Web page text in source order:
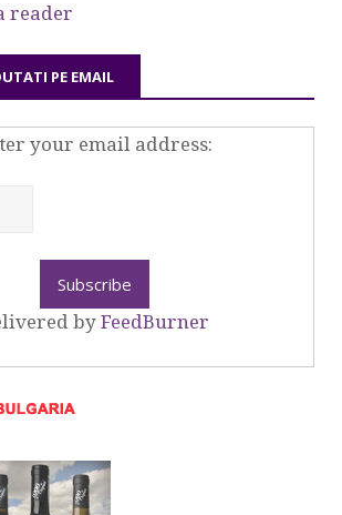
reader
PE EMAIL
your email address:
by FeedBurner